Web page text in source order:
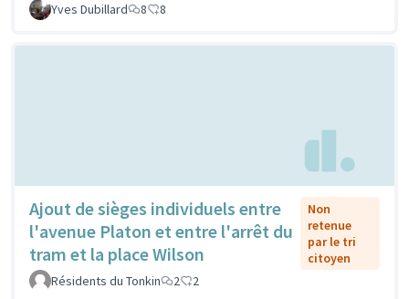
Yves Dubillard
8 8
Ajout de sièges individuels entre
l'avenue Platon et entre l'arrêt du
tram et la place Wilson
Non
retenue
par le tri
citoyen
Résidents du Tonkin
2 2